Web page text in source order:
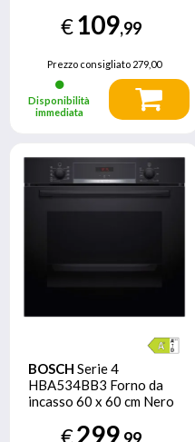
€109,99
Prezzo consigliato279,00
Disponibilità
immediata
BOSCH Serie 4
HBA534BB3 Forno da
incasso 60 x 60 cm Nero
€299